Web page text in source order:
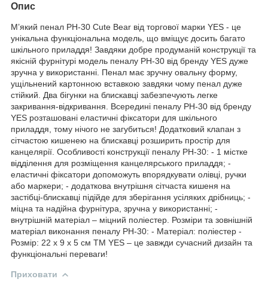
Опис
М’який пенал PH-30 Cute Bear від торгової марки YES - це
унікальна функціональна модель, що вміщує досить багато
шкільного приладдя! Завдяки добре продуманій конструкції та
якісній фурнітурі модель пеналу PH-30 від бренду YES дуже
зручна у використанні. Пенал має зручну овальну форму,
ущільнений картонною вставкою завдяки чому пенал дуже
стійкий. Два бігунки на блискавці забезпечують легке
закривання-відкривання. Всередині пеналу РН-30 від бренду
YES розташовані еластичні фіксатори для шкільного
приладдя, тому нічого не загубиться! Додатковий клапан з
сітчастою кишенею на блискавці розширить простір для
канцелярії. Особливості конструкції пеналу PH-30: - 1 містке
відділення для розміщення канцелярського приладдя; -
еластичні фіксатори допоможуть впорядкувати олівці, ручки
або маркери; - додаткова внутрішня сітчаста кишеня на
застібці-блискавці підійде для зберігання усіляких дрібниць; -
міцна та надійна фурнітура, зручна у використанні; -
внутрішній матеріал – міцний поліестер. Розміри та зовнішній
матеріал виконання пеналу PH-30: - Матеріал: поліестер -
Розмір: 22 х 9 х 5 см ТМ YES – це завжди сучасний дизайн та
функціональні переваги!
Приховати